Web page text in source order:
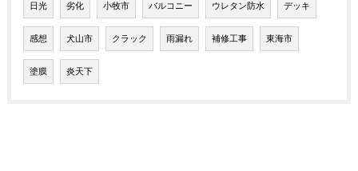
日光 劣化 小牧市 バルコニー ウレタン防水 デッキ
感想 犬山市 クラック 雨漏れ 補修工事 東海市
塗膜 炎天下